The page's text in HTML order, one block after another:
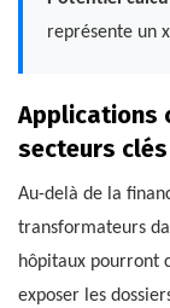
représente un
Applications
secteurs clés
Au-delà de la
transformateurs
hôpitaux pourront
exposer les